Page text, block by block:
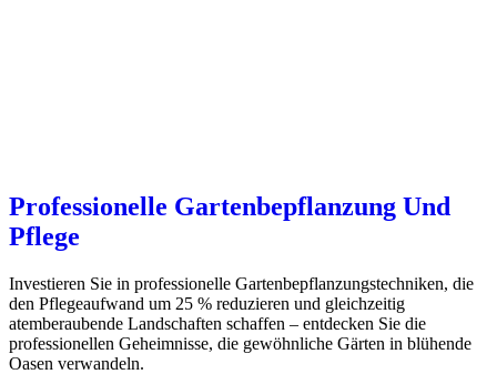
Professionelle Gartenbepflanzung Und
Pflege
Investieren Sie in professionelle Gartenbepflanzungstechniken, die
den Pflegeaufwand um 25 % reduzieren und gleichzeitig
atemberaubende Landschaften schaffen – entdecken Sie die
professionellen Geheimnisse, die gewöhnliche Gärten in blühende
Oasen verwandeln.